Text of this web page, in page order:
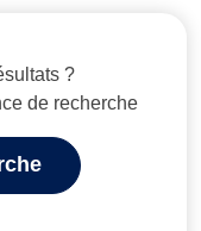
?
de recherche